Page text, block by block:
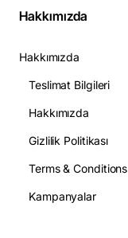
Hakkımızda
Hakkımızda
Teslimat Bilgileri
Hakkımızda
Gizlilik Politikası
Terms & Conditions
Kampanyalar